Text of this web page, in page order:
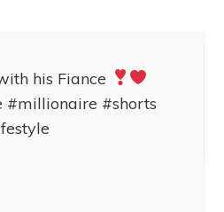
his Fiance
#millionaire #shorts